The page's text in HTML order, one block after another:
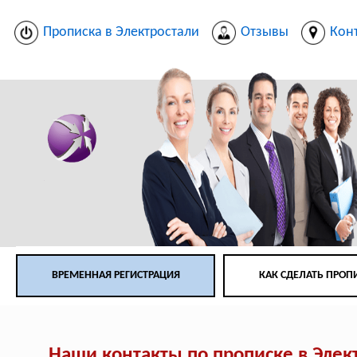
Прописка в Электростали Отзывы
ВРЕМЕННАЯ РЕГИСТРАЦИЯ КАК СДЕЛАТЬ